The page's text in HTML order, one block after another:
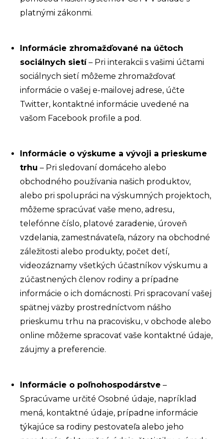
platnými zákonmi.
Informácie zhromažďované na účtoch
sociálnych sietí– Pri interakcii s vašimi účtami
sociálnych sietí môžeme zhromažďovať
informácie o vašej e-mailovej adrese, účte
Twitter, kontaktné informácie uvedené na
vašom Facebook profile a pod.
Informácie o výskume a vývoji a prieskume
trhu – Pri sledovaní domáceho alebo
obchodného používania našich produktov,
alebo pri spolupráci na výskumných projektoch,
môžeme spracúvať vaše meno, adresu,
telefónne číslo, platové zaradenie, úroveň
vzdelania, zamestnávateľa, názory na obchodné
záležitosti alebo produkty, počet detí,
videozáznamy všetkých účastníkov výskumu a
zúčastnených členov rodiny a prípadne
informácie o ich domácnosti. Pri spracovaní vašej
spätnej väzby prostredníctvom nášho
prieskumu trhu na pracovisku, v obchode alebo
online môžeme spracovať vaše kontaktné údaje,
záujmy a preferencie.
Informácie o poľnohospodárstve –
Spracúvame určité Osobné údaje, napríklad
mená, kontaktné údaje, prípadne informácie
týkajúce sa rodiny pestovateľa alebo jeho